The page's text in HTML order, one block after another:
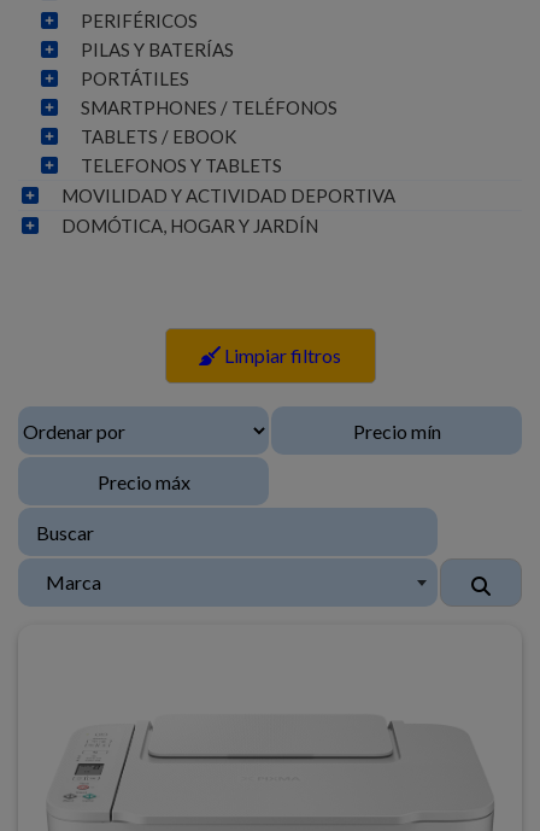
PERIFÉRICOS
PILAS Y BATERÍAS
PORTÁTILES
SMARTPHONES / TELÉFONOS
TABLETS / EBOOK
TELEFONOS Y TABLETS
MOVILIDAD Y ACTIVIDAD DEPORTIVA
DOMÓTICA, HOGAR Y JARDÍN
Limpiar filtros
Marca